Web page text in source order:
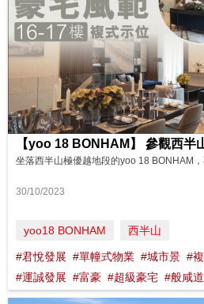
30/10/2023
yoo18 BONHAM 西半山
#君悅發展 #單幢式物業 #城市景 #
#運誠發展 #富豪 #超級豪宅 #般咸道